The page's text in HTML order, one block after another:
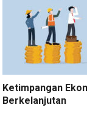
Ketimpangan
Berkelanjutan